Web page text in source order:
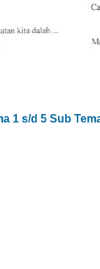
1 s/d 5 Sub